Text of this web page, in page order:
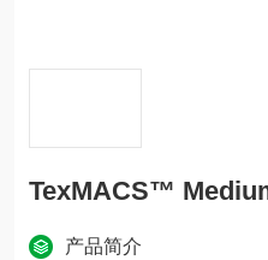
TexMACS™
产品简介